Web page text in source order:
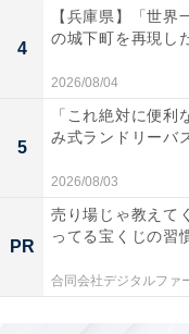
4
【兵庫県】「世界
の城下町を再現し
2026/08/04
5
「これ絶対に便
み式ランドリーバ
2026/08/03
PR
売り場じゃ教えて
ってる宝くじの習
合同会社デジタルファ